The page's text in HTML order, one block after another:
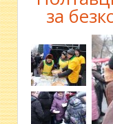
за